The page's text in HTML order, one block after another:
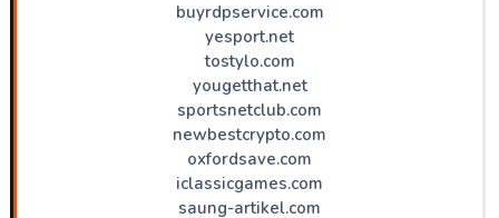
buyrdpservice.com
yesport.net
tostylo.com
yougetthat.net
sportsnetclub.com
newbestcrypto.com
oxfordsave.com
iclassicgames.com
saung-artikel.com